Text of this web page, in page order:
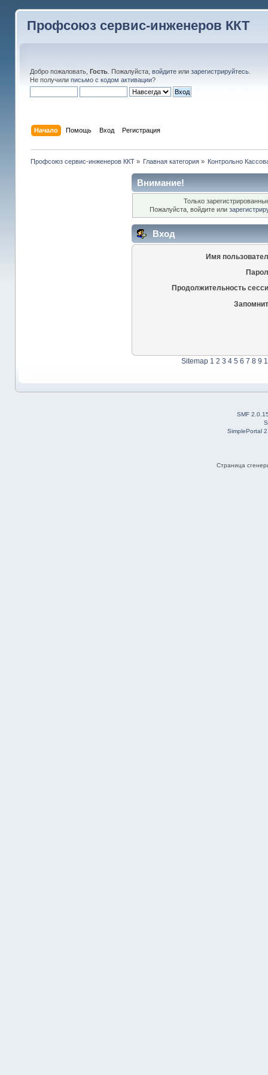
Профсоюз сервис-инженеров ККТ
Добро пожаловать, Гость. Пожалуйста, войдитеили зарегистрируйтесь.
Не получили письмо с кодом активации?
Начало Помощь Вход Регистрация
Профсоюз сервис-инженеров ККТ» Главная категория » Контрольно
Внимание!
Только
Пожалуйста, войдите или
Вход
Имя
Продолжительность
Sitemap 1 2 3 4 5 6 7 8 9
SMF
SimplePortal
Страница